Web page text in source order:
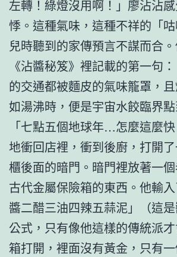
左轉！綠燈沒用啊！」廖沾沾
悸。這種氣味，這種不祥的「
兒時聽到的家傳預言不謀而合
《沾醬秘笈》裡記載的第一句
的交通都被麵皮的氣味籠罩，
如湯沸時，便是宇宙水餃臨界點
「七點五個地球年…怎麼這麼
地衝回店裡，衝到後廚，打開
櫃後面的暗門。暗門裡放著一
古代金屬保險箱的東西。他輸
醬二醋三油四辣五蒜泥」（這
公式，只有像他這樣的傳統派
箱打開，裡面沒有黃金，只有